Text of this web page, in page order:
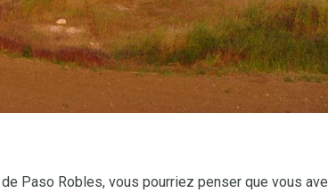
Paso Robles, vous pourriez penser que vous